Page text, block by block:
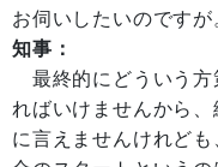
お伺いしたいのですが
知事：
最終的にどういう方
ればいけませんから
に言えませんけれど